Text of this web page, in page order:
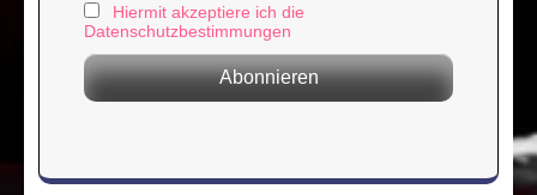
Hiermit akzeptiere ich die
Datenschutzbestimmungen